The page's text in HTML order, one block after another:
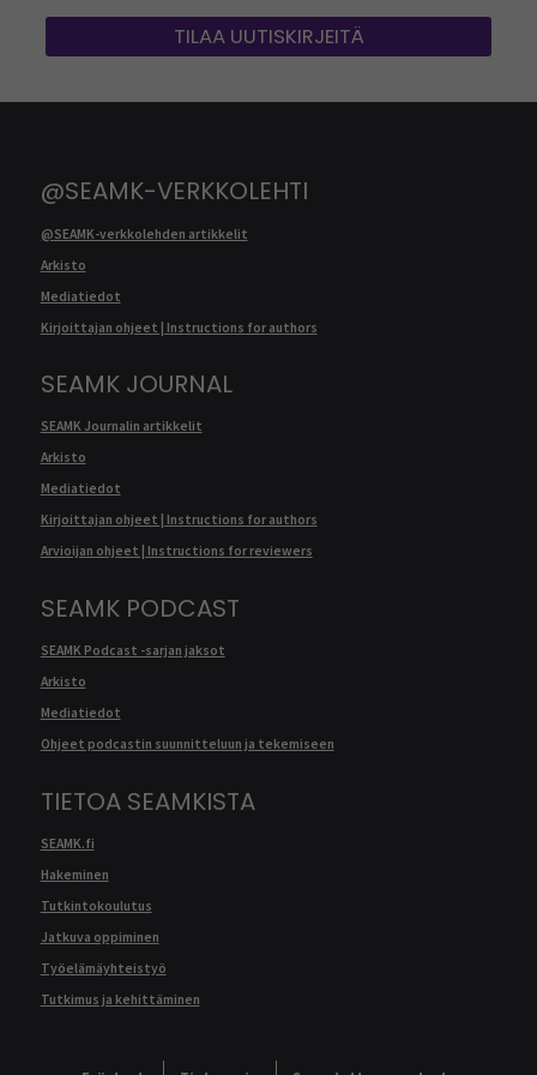
TILAA UUTISKIRJEITÄ
@SEAMK-VERKKOLEHTI
@SEAMK-verkkolehden artikkelit
Arkisto
Mediatiedot
Kirjoittajan ohjeet | Instructions for authors
SEAMK JOURNAL
SEAMK Journalin artikkelit
Arkisto
Mediatiedot
Kirjoittajan ohjeet | Instructions for authors
Arvioijan ohjeet | Instructions for reviewers
SEAMK PODCAST
SEAMK Podcast -sarjan jaksot
Arkisto
Mediatiedot
Ohjeet podcastin suunnitteluun ja tekemiseen
TIETOA SEAMKISTA
SEAMK.fi
Hakeminen
Tutkintokoulutus
Jatkuva oppiminen
Työelämäyhteistyö
Tutkimus ja kehittäminen